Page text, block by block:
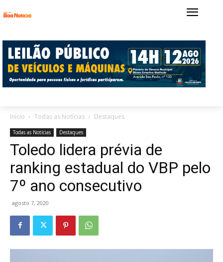
Início Todas as Notícias Destaques
Todas as Notícias Destaques
Toledo lidera prévia de
ranking estadual do VBP pelo
7º ano consecutivo
agosto 7, 2020